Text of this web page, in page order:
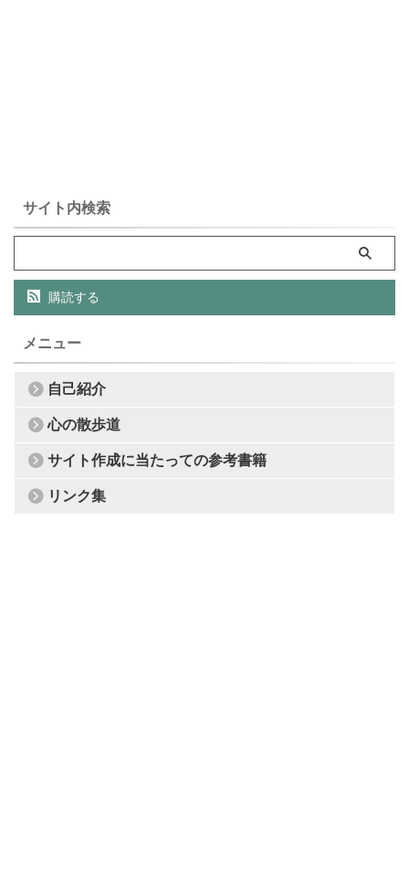
サイト内検索
購読する
メニュー
自己紹介
心の散歩道
サイト作成に当たっての参考書籍
リンク集